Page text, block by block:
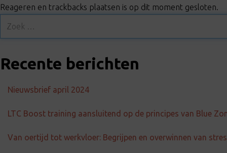
Reageren en trackbacks plaatsen is op dit moment gesloten.
Recente berichten
Nieuwsbrief april 2024
LTC Boost training aansluitend op de principes van Blue
Van oertijd tot werkvloer: Begrijpen en overwinnen van